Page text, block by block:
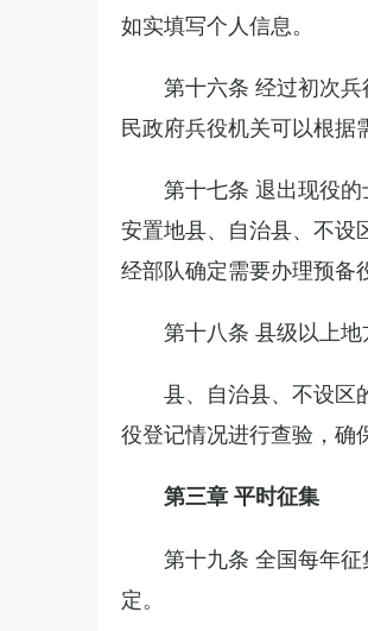
如实填写个人信息。
第十六条 经过初次
民政府兵役机关可以根据
第十七条 退出现役
安置地县、自治县、不设
经部队确定需要办理预备
第十八条 县级以上地
县、自治县、不设区
役登记情况进行查验，确
第三章 平时征集
第十九条 全国每年
定。